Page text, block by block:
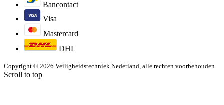
Bancontact
Visa
Mastercard
DHL
Copyright © 2026 Veiligheidstechniek Nederland, alle rechten voorbehouden
Scroll to top